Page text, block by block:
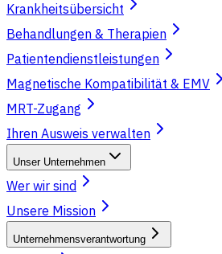
Krankheitsübersicht
Behandlungen & Therapien
Patientendienstleistungen
Magnetische Kompatibilität & EMV
MRT-Zugang
Ihren Ausweis verwalten
Unser Unternehmen
Wer wir sind
Unsere Mission
Unternehmensverantwortung